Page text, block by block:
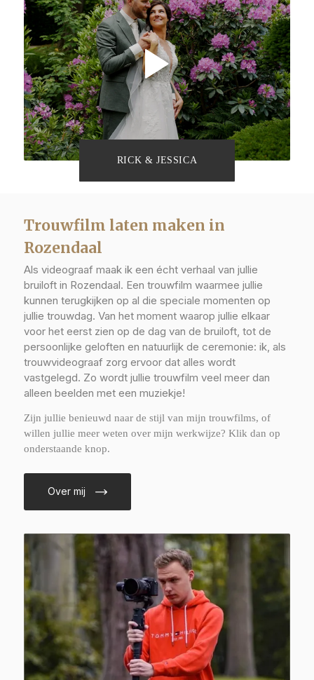
RICK & JESSICA
Trouwfilm laten maken in
Rozendaal
Als videograaf maak ik een écht verhaal van jullie
bruiloft in Rozendaal. Een trouwfilm waarmee jullie
kunnen terugkijken op al die speciale momenten op
jullie trouwdag. Van het moment waarop jullie elkaar
voor het eerst zien op de dag van de bruiloft, tot de
persoonlijke geloften en natuurlijk de ceremonie: ik, als
trouwvideograaf zorg ervoor dat alles wordt
vastgelegd. Zo wordt jullie trouwfilm veel meer dan
alleen beelden met een muziekje!
Zijn jullie benieuwd naar de stijl van mijn trouwfilms, of
willen jullie meer weten over mijn werkwijze? Klik dan op
onderstaande knop.
Over mij